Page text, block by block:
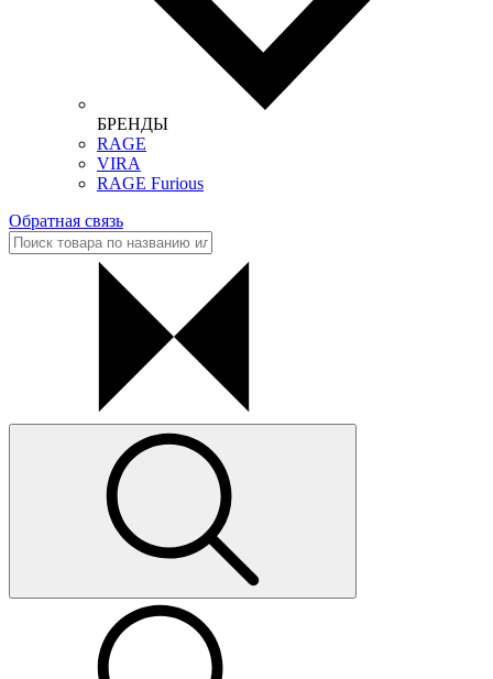
БРЕНДЫ
RAGE
VIRA
RAGE Furious
Обратная связь